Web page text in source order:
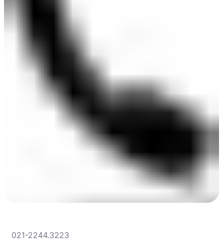
021-2244.3223